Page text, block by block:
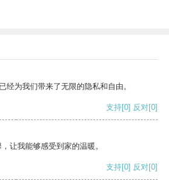
经为我们带来了无限的隐私和自由。
支持[0] 反对[0]
让我能够感受到家的温暖。
支持[0] 反对[0]